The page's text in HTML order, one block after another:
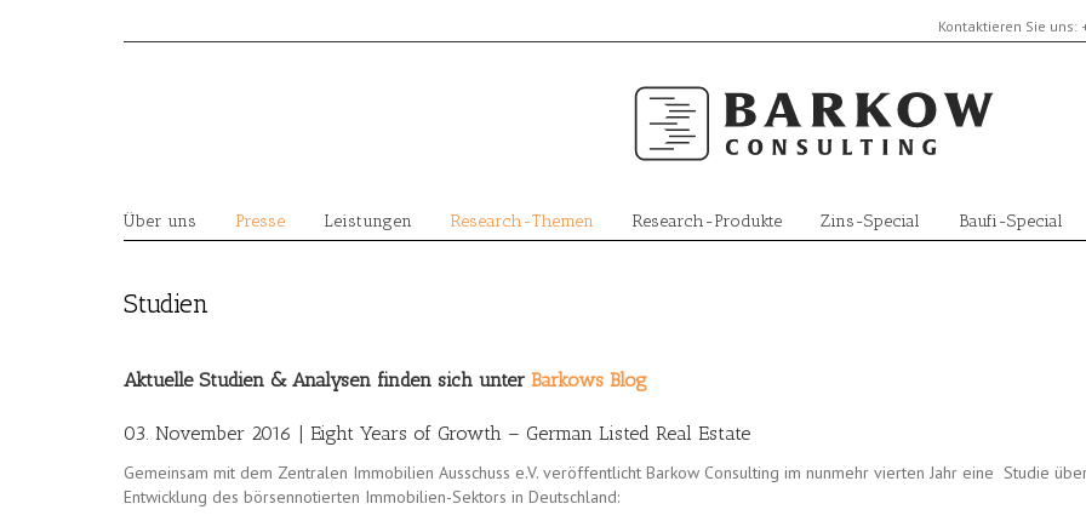
Kontaktieren Sie uns:
Über uns Presse Leistungen Research-Themen Research-Produkte Zins-Special Baufi-Special
Studien
Aktuelle Studien & Analysen finden sich unter Barkows Blog
03. November 2016 | Eight Years of Growth – German Listed Real Estate
Gemeinsam mit dem Zentralen Immobilien Ausschuss e.V. veröffentlicht Barkow Consulting im nunmehr vierten Jahr eine Studie
Entwicklung des börsennotierten Immobilien-Sektors in Deutschland: